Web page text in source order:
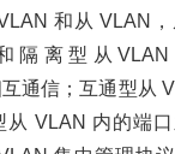
和从 VLAN
隔离型从
通信；互通型从
从 VLAN 内的端